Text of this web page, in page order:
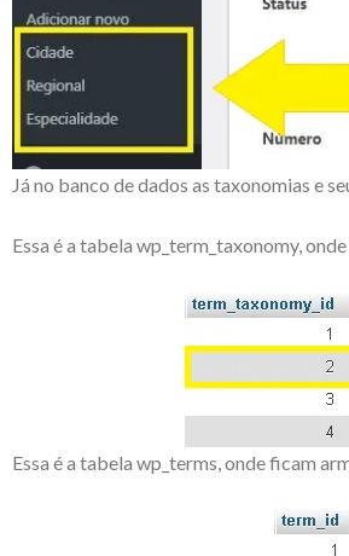
Já no banco de dados as taxonomias e
Essa é a tabela wp_term_taxonomy,
Essa é a tabela wp_terms, onde ficam